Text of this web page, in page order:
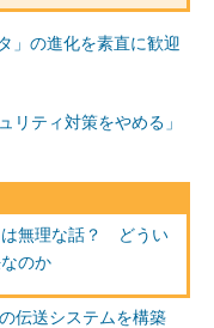
」の進化を素直に歓迎
リティ対策をやめる」
は無理な話？ どうい
のか
伝送システムを構築